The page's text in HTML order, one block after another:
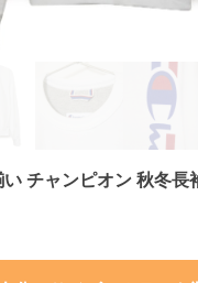
チャンピオン 秋冬長